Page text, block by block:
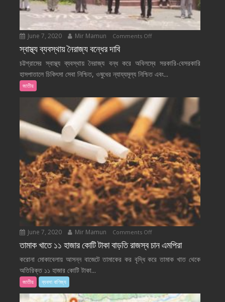
June 7, 2020 Mir Mamun Comments Offon
নৈরাজ্য
বন্ধের
স্বাস্থ্য ব্যবস্থায় নৈরাজ্য বন্ধের দাবি
চট্টগ্রামের স্বাস্থ্য ব্যবস্থায় নৈরাজ্য বন্ধ করে অবিলম্বে সরকারি-বেসরকারি
হাসপাতালে চিকিৎসা সেবা নিশ্চিত, ওষুধের ন্যায্যমূল্য নিশ্চিত এবং...
জাতীয়
June 7, 2020 Mir Mamun Comments Offon
তামাক
টাকা
তামাক খাতে ১১ হাজার কোটি টাকা বাড়তি রাজস্ব চান এমপিরা
করোনা মোকাবেলায় আসন্ন বাজেটে তামাকের কর বৃদ্ধি করে তামাক খাত থেকে
অতিরিক্ত ১১ হাজার কোটি টাকা...
জাতীয় ব্যবসা বাণিজ্য